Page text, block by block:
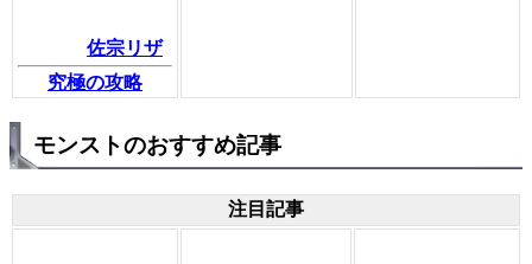
佐宗リザ
究極の攻略
モンストのおすすめ記事
注目記事